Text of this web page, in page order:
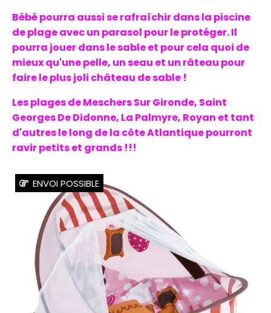
Bébé pourra aussi se rafraîchir dans la piscine
de plage avec un parasol pour le protéger. Il
pourra jouer dans le sable et pour cela quoi de
mieux qu'une pelle, un seau et un râteau pour
faire le plus joli château de sable !
Les plages deMeschersSur Gironde, Saint
Georges DeDidonne, La Palmyre, Royan et tant
d'autres le long de la côte Atlantique pourront
ravir petits et grands !!!
ENVOI POSSIBLE